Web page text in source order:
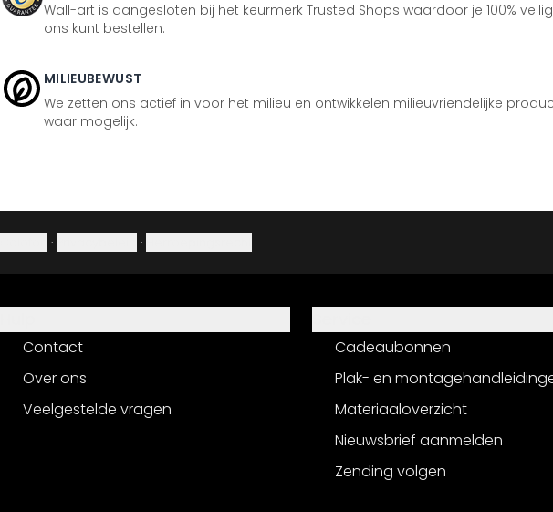
Wall-art is aangesloten bij het keurmerk Trusted Shops waardoor je 100%
ons kunt bestellen.
MILIEUBEWUST
We zetten ons actief in voor het milieu en ontwikkelen milieuvriendelijke
waar mogelijk.
· ·
Contact
Over ons
Veelgestelde vragen
Cadeaubonnen
Plak- en
Materiaaloverzicht
Nieuwsbrief aanmelden
Zending volgen